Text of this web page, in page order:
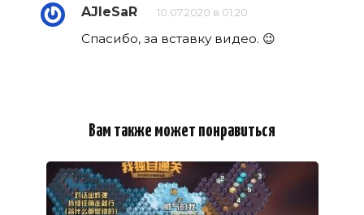
AJleSaR 10.07.2020 в 01:20
Спасибо, за вставку видео. 😉
Вам также может понравиться